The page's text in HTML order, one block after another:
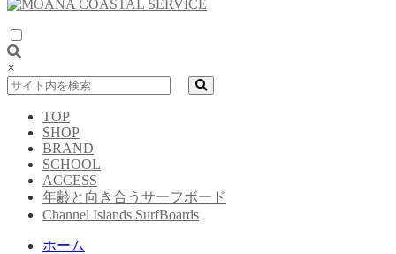
×
TOP
SHOP
BRAND
SCHOOL
ACCESS
年齢と向き合うサーフボード
Channel Islands SurfBoards
ホーム